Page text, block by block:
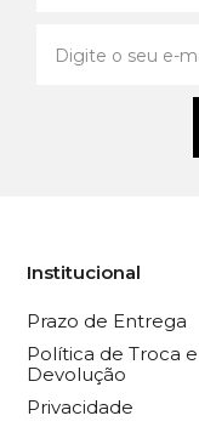
Institucional
Prazo de Entrega
Política de Troca e
Devolução
Privacidade